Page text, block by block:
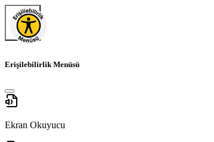
Erişilebilirlik Menüsü
Ekran Okuyucu